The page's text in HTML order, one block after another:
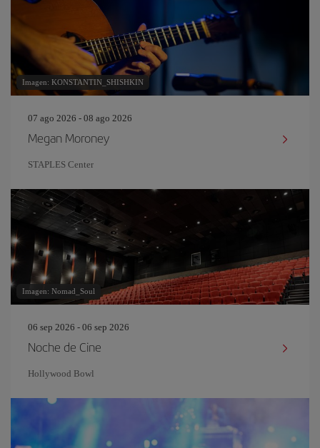
Imagen: KONSTANTIN_SHISHKIN
07 ago 2026 - 08 ago 2026
Megan Moroney
STAPLES Center
Imagen: Nomad_Soul
06 sep 2026 - 06 sep 2026
Noche de Cine
Hollywood Bowl